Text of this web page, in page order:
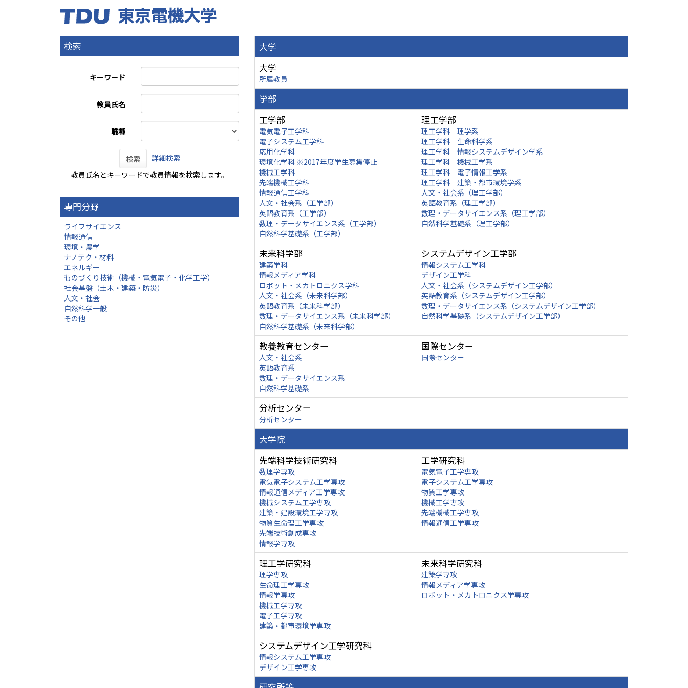
検索
キーワード
教員氏名
職種
検索
詳細検索
教員氏名とキーワードで教員情報を検索します。
専門分野
ライフサイエンス
情報通信
環境・農学
ナノテク・材料
エネルギー
ものづくり技術（機械・電気電子・化学工学）
社会基盤（土木・建築・防災）
人文・社会
自然科学一般
その他
大学
大学
所属教員
学部
工学部
電気電子工学科
電子システム工学科
応用化学科
環境化学科 ※2017年度学生募集停止
機械工学科
先端機械工学科
情報通信工学科
人文・社会系（工学部）
英語教育系（工学部）
数理・データサイエンス系（工学部）
自然科学基礎系（工学部）
理工学部
理工学科 理学系
理工学科 生命科学系
理工学科 情報システムデザイン学系
理工学科 機械工学系
理工学科 電子情報工学系
理工学科 建築・都市環境学系
人文・社会系（理工学部）
英語教育系（理工学部）
数理・データサイエンス系（理工学部）
自然科学基礎系（理工学部）
未来科学部
建築学科
情報メディア学科
ロボット・メカトロニクス学科
人文・社会系（未来科学部）
英語教育系（未来科学部）
数理・データサイエンス系（未来科学部）
自然科学基礎系（未来科学部）
システムデザイン工学部
情報システム工学科
デザイン工学科
人文・社会系（システムデザイン工学部）
英語教育系（システムデザイン工学部）
数理・データサイエンス系（システムデザイン工学部）
自然科学基礎系（システムデザイン工学部）
教養教育センター
人文・社会系
英語教育系
数理・データサイエンス系
自然科学基礎系
国際センター
国際センター
分析センター
分析センター
大学院
先端科学技術研究科
数理学専攻
電気電子システム工学専攻
情報通信メディア工学専攻
機械システム工学専攻
建築・建設環境工学専攻
物質生命理工学専攻
先端技術創成専攻
情報学専攻
工学研究科
電気電子工学専攻
電子システム工学専攻
物質工学専攻
機械工学専攻
先端機械工学専攻
情報通信工学専攻
理工学研究科
理学専攻
生命理工学専攻
情報学専攻
機械工学専攻
電子工学専攻
建築・都市環境学専攻
未来科学研究科
建築学専攻
情報メディア学専攻
ロボット・メカトロニクス学専攻
システムデザイン工学研究科
情報システム工学専攻
デザイン工学専攻